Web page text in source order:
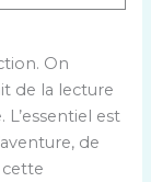
On
de la lecture
est
de